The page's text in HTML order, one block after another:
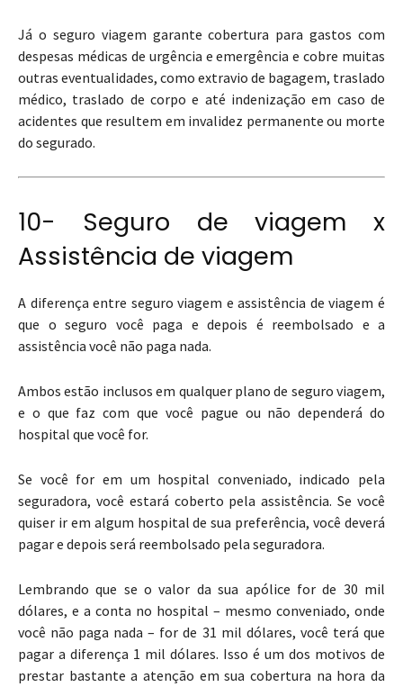
Já o seguro viagem garante cobertura para gastos com
despesas médicas de urgência e emergência e cobre muitas
outras eventualidades, como extravio de bagagem, traslado
médico, traslado de corpo e até indenização em caso de
acidentes que resultem em invalidez permanente ou morte
do segurado.
10- Seguro de viagem x
Assistência de viagem
A diferença entre seguro viagem e assistência de viagem é
que o seguro você paga e depois é reembolsado e a
assistência você não paga nada.
Ambos estão inclusos em qualquer plano de seguro viagem,
e o que faz com que você pague ou não dependerá do
hospital que você for.
Se você for em um hospital conveniado, indicado pela
seguradora, você estará coberto pela assistência. Se você
quiser ir em algum hospital de sua preferência, você deverá
pagar e depois será reembolsado pela seguradora.
Lembrando que se o valor da sua apólice for de 30 mil
dólares, e a conta no hospital – mesmo conveniado, onde
você não paga nada – for de 31 mil dólares, você terá que
pagar a diferença 1 mil dólares. Isso é um dos motivos de
prestar bastante a atenção em sua cobertura na hora da